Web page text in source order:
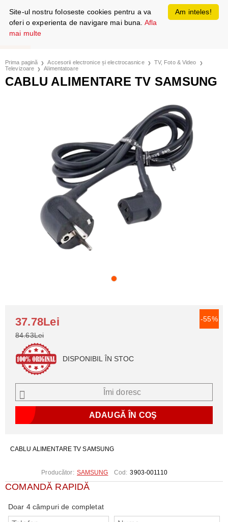
Prima pagină Accesorii electronice și electrocasnice
TV, Foto & Video
Televizoare
Alimentatoare
CABLU ALIMENTARE TV SAMSUNG
CABLU ALIMENTARE TV SAMSUNG
Producător: SAMSUNG Cod: 3903-001110
COMANDĂ RAPIDĂ
Doar 4 câmpuri de completat
-55%
37.78Lei
84.63Lei
DISPONIBIL ÎN STOC
Îmi doresc
Am inteles!
Site-ul nostru foloseste cookies pentru a va
oferi o experienta de navigare mai buna. Afla
mai multe